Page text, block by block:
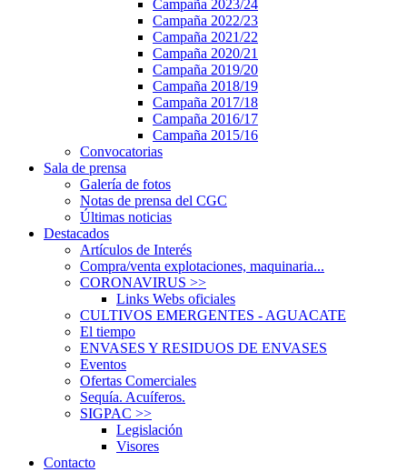
Campaña 2023/24
Campaña 2022/23
Campaña 2021/22
Campaña 2020/21
Campaña 2019/20
Campaña 2018/19
Campaña 2017/18
Campaña 2016/17
Campaña 2015/16
Convocatorias
Sala de prensa
Galería de fotos
Notas de prensa del CGC
Últimas noticias
Destacados
Artículos de Interés
Compra/venta explotaciones, maquinaria...
CORONAVIRUS >>
Links Webs oficiales
CULTIVOS EMERGENTES - AGUACATE
El tiempo
ENVASES Y RESIDUOS DE ENVASES
Eventos
Ofertas Comerciales
Sequía. Acuíferos.
SIGPAC >>
Legislación
Visores
Contacto